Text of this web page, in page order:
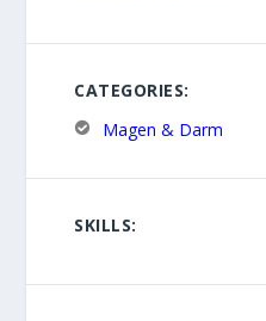
CATEGORIES:
Magen & Darm
SKILLS: